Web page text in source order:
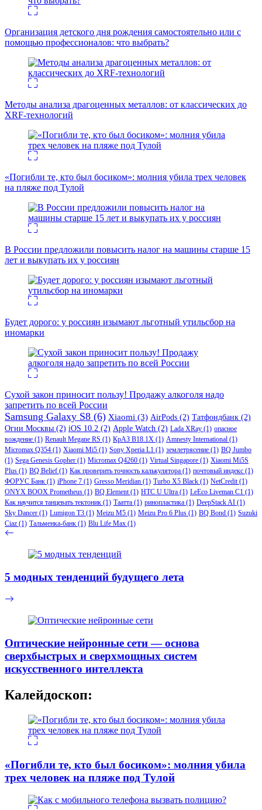
Организация детского дня рождения самостоятельно или с
помощью профессионалов: что выбрать?
Методы анализа драгоценных металлов: от классических до
XRF-технологий
«Погибли те, кто был босиком»: молния убила трех человек
на пляже под Тулой
В России предложили повысить налог на машины старше 15
лет и выкупать их у россиян
Будет дорого: у россиян изымают льготный утильсбор на
иномарки
Сухой закон приносит пользу! Продажу алкоголя надо
запретить по всей России
Samsung Galaxy S8 (6) Xiaomi (3) AirPods (2) Татфондбанк (2)
Огни Москвы (2) iOS 10.2 (2) Apple Watch (2) Lada XRay (1) опасное
вождение (1) Renault Megane RS (1) КрАЗ В18.1Х (1) Amnesty International (1)
Micromax Q354 (1) Xiaomi Mi5 (1) Sony Xperia L1 (1) землетрясение (1) BQ Jumbo
(1) Sega Genesis Gopher (1) Micromax Q4260 (1) Virtual Singapore (1) Xiaomi Mi5S
Plus (1) BQ Belief (1) Как проверить точность калькулятора (1) почтовый индекс (1)
ФОРУС Банк (1) iPhone 7 (1) Gresso Meridian (1) Turbo X5 Black (1) NetCredit(1)
ONYX BOOX Prometheus (1) BQ Element(1) HTC U Ultra (1) LeEco Liveman C1 (1)
Как научится танцевать тектоник (1) Таатта (1) ринопластика (1) DeepStack AI (1)
Sky Dancer (1) Lumigon T3 (1) Meizu M5 (1) Meizu Pro 6 Plus (1) BQ Bond (1) Suzuki
Ciaz (1) Тальменка-банк (1) Blu Life Max (1)
5 модных тенденций будущего лета
Оптические нейронные сети — основа
сверхбыстрых и сверхмощных систем
искусственного интеллекта
Калейдоскоп:
«Погибли те, кто был босиком»: молния убила
трех человек на пляже под Тулой